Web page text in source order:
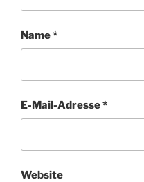
Name*
E-Mail-Adresse*
Website